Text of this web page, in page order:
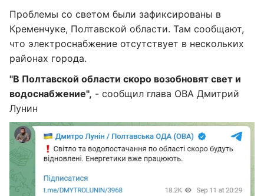
Проблемы со светом были зафиксированы в
Кременчуке, Полтавской области. Там сообщают,
что электроснабжение отсутствует в нескольких
районах города.
"В Полтавской области скоро возобновят свет и
водоснабжение", - сообщил глава ОВА Дмитрий
Лунин